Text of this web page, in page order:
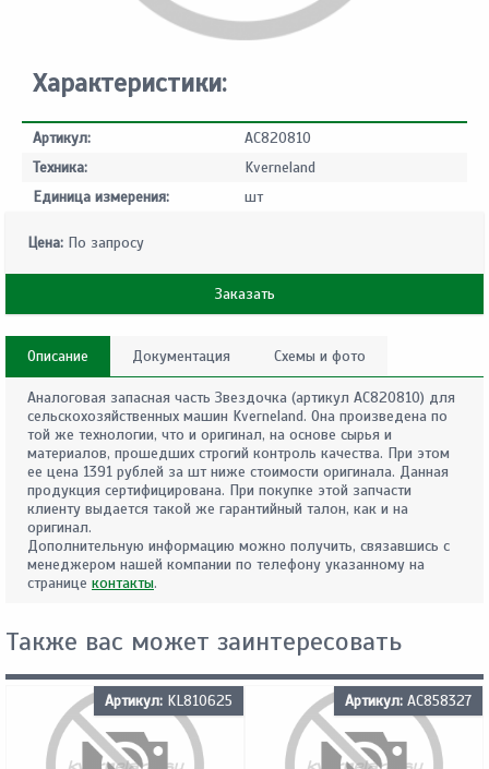
Характеристики:
Артикул:
AC820810
Техника:
Kverneland
Единица измерения:
шт
Цена: По запросу
Заказать
Описание Документация Схемы и фото
Аналоговая запасная часть Звездочка (артикул AC820810) для
сельскохозяйственных машин Kverneland. Она произведена по
той же технологии, что и оригинал, на основе сырья и
материалов, прошедших строгий контроль качества. При этом
ее цена 1391 рублей за шт ниже стоимости оригинала. Данная
продукция сертифицирована. При покупке этой запчасти
клиенту выдается такой же гарантийный талон, как и на
оригинал.
Дополнительную информацию можно получить, связавшись с
менеджером нашей компании по телефону указанному на
странице контакты.
Также вас может заинтересовать
Артикул: KL810625 Артикул: AC858327